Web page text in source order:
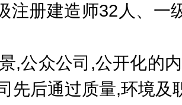
注册建造师32人、一
,公众公司,公开化的
先后通过质量,环境